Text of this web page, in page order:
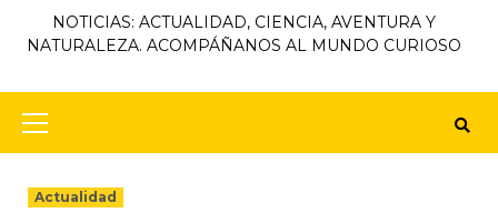
NOTICIAS: ACTUALIDAD, CIENCIA, AVENTURA Y
NATURALEZA. ACOMPÁÑANOS AL MUNDO CURIOSO
Actualidad